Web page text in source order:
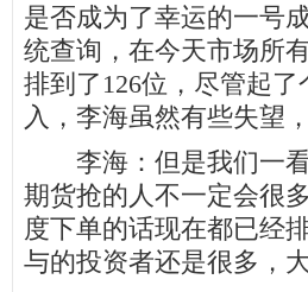
是否成为了幸运的一号
统查询，在今天市场所
排到了126位，尽管起
入，李海虽然有些失望
李海：但是我们一看
期货抢的人不一定会很
度下单的话现在都已经
与的投资者还是很多，